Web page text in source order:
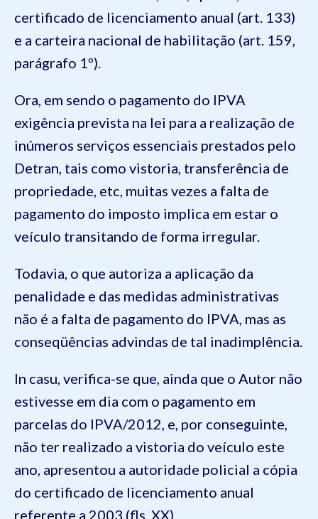
certificado de licenciamento anual (art. 133)
e a carteira nacional de habilitação (art. 159,
parágrafo 1º).
Ora, em sendo o pagamento do IPVA
exigência prevista na lei para a realização de
inúmeros serviços essenciais prestados pelo
Detran, tais como vistoria, transferência de
propriedade, etc, muitas vezes a falta de
pagamento do imposto implica em estar o
veículo transitando de forma irregular.
Todavia, o que autoriza a aplicação da
penalidade e das medidas administrativas
não é a falta de pagamento do IPVA, mas as
conseqüências advindas de tal inadimplência.
In casu, verifica-se que, ainda que o Autor não
estivesse em dia com o pagamento em
parcelas do IPVA/2012, e, por conseguinte,
não ter realizado a vistoria do veículo este
ano, apresentou a autoridade policial a cópia
do certificado de licenciamento anual
referente a 2003 (fls. XX).